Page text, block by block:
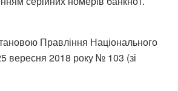
Правління Національного
вересня 2018 року № 103 (зі